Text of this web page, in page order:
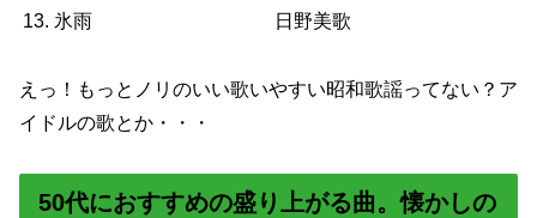
氷雨 日野美歌
えっ！もっとノリのいい歌いやすい昭和歌謡ってない？ア
イドルの歌とか・・・
50代におすすめの盛り上がる曲。懐かしの